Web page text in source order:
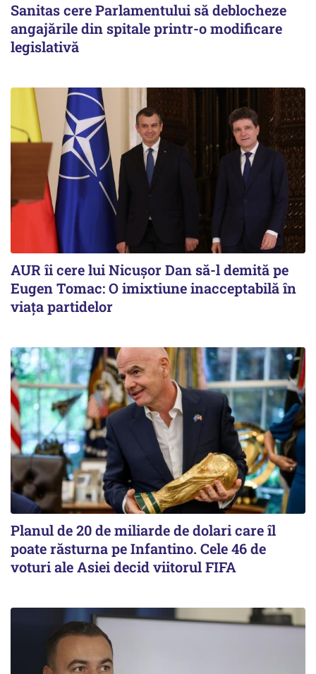
Sanitas cere Parlamentului să deblocheze
angajările din spitale printr-o modificare
legislativă
AUR îi cere lui Nicușor Dan să-l demită pe
Eugen Tomac: O imixtiune inacceptabilă în
viața partidelor
Planul de 20 de miliarde de dolari care îl
poate răsturna pe Infantino. Cele 46 de
voturi ale Asiei decid viitorul FIFA